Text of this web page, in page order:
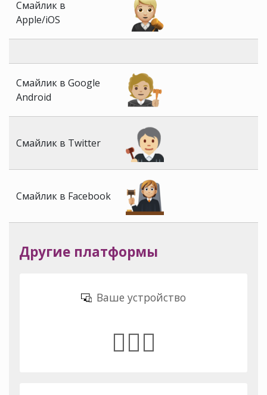
Смайлик в
Apple/iOS
Смайлик в Google
Android
Смайлик в Twitter
Смайлик в Facebook
Другие платформы
Ваше устройство
🧑🏼‍⚖️